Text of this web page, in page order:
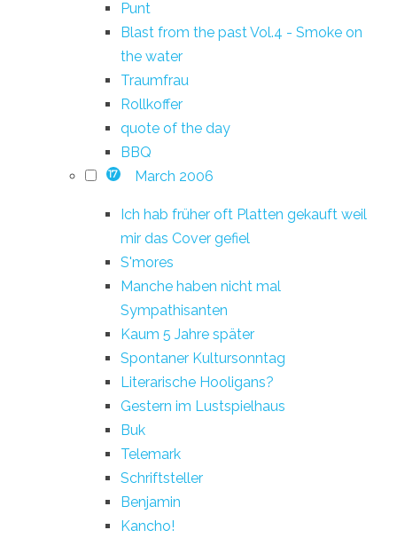
Punt
Blast from the past Vol.4 - Smoke on
the water
Traumfrau
Rollkoffer
quote of the day
BBQ
17 March 2006
Ich hab früher oft Platten gekauft weil
mir das Cover gefiel
S'mores
Manche haben nicht mal
Sympathisanten
Kaum 5 Jahre später
Spontaner Kultursonntag
Literarische Hooligans?
Gestern im Lustspielhaus
Buk
Telemark
Schriftsteller
Benjamin
Kancho!